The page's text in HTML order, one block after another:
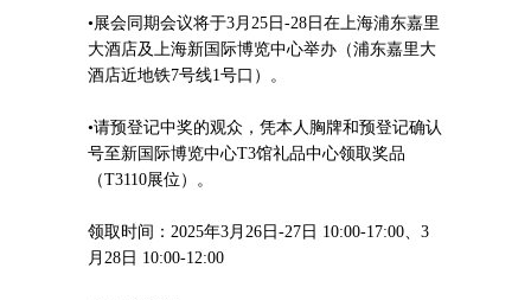
•展会同期会议将于3月25日-28日在上海浦东嘉里
大酒店及上海新国际博览中心举办（浦东嘉里大
酒店近地铁7号线1号口）。
•请预登记中奖的观众，凭本人胸牌和预登记确认
号至新国际博览中心T3馆礼品中心领取奖品
（T3110展位）。
领取时间：2025年3月26日-27日 10:00-17:00、3
月28日 10:00-12:00